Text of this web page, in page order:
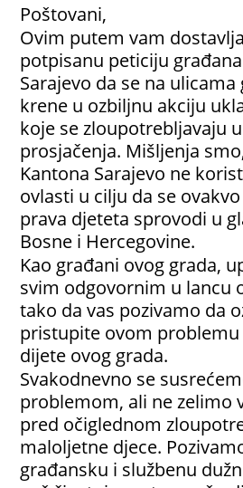
Poštovani,
Ovim putem vam
potpisanu peticiju
Sarajevo da se na ulicama
krene u ozbiljnu akciju
koje se zloupotrebljavaju
prosjačenja. Mišljenja
Kantona Sarajevo ne
ovlasti u cilju da se
prava djeteta sprovodi u
Bosne i Hercegovine.
Kao građani ovog grada,
svim odgovornim u lancu
tako da vas pozivamo da
pristupite ovom problemu
dijete ovog grada.
Svakodnevno se
problemom, ali ne zelimo
pred očiglednom
maloljetne djece.
građansku i službenu